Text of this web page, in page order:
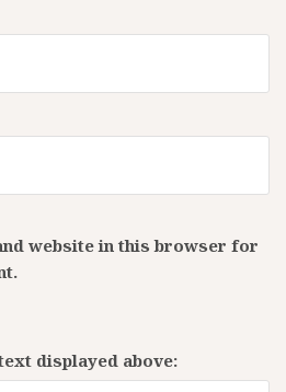
website in this browser for
displayed above: